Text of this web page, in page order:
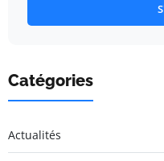
Catégories
Actualités